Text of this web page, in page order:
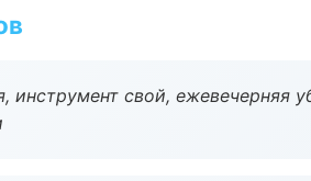
инструмент свой, ежевечерняя